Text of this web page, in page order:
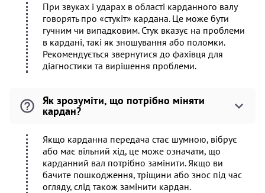
При звуках і ударах в області карданного валу
говорять про «стукіт» кардана. Це може бути
гучним чи випадковим. Стук вказує на проблеми
в кардані, такі як зношування або поломки.
Рекомендується звернутися до фахівця для
діагностики та вирішення проблеми.
Як зрозуміти, що потрібно міняти
кардан?
Якщо карданна передача стає шумною, вібрує
або має вільний хід, це може означати, що
карданний вал потрібно замінити. Якщо ви
бачите пошкодження, тріщини або знос під час
огляду, слід також замінити кардан.